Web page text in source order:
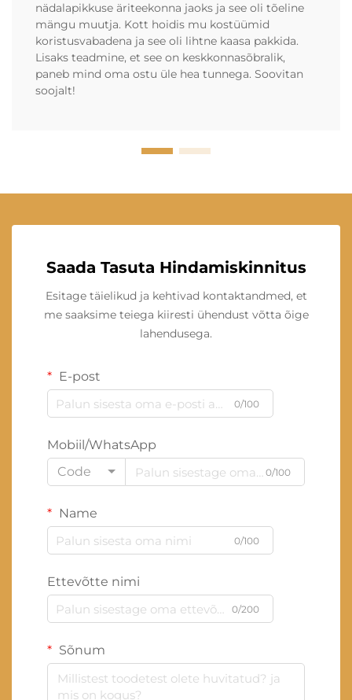
nädalapikkuse äriteekonna jaoks ja see oli tõeline
mängu muutja. Kott hoidis mu kostüümid
koristusvabadena ja see oli lihtne kaasa pakkida.
Lisaks teadmine, et see on keskkonnasõbralik,
paneb mind oma ostu üle hea tunnega. Soovitan
soojalt!
Saada Tasuta Hindamiskinnitus
Esitage täielikud ja kehtivad kontaktandmed, et
me saaksime teiega kiiresti ühendust võtta õige
lahendusega.
E-post
0/100
Mobiil/WhatsApp
Code
0/100
Name
0/100
Ettevõtte nimi
0/200
Sõnum